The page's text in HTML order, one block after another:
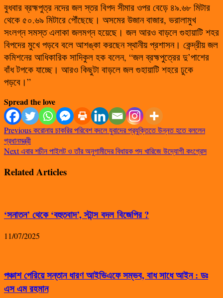
বুধবার ব্রহ্মপুত্র নদের জল স্তর বিপদ সীমার ওপর বেড়ে ৪৯.৬৮ মিটার
থেকে ৫০.৬৯ মিটারে পৌঁছেছে। অসমের উজান বাজার, ভরালামুখ
সংলগ্ন সমস্ত এলাকা জলমগ্ন হয়েছে। জল আরও বাড়লে গুহায়াটি শহর
বিপদের মুখে পড়বে বলে আশঙ্কা করছেন স্থানীয় প্রশাসন। কেন্দ্রীয় জল
কমিশনের আধিকারিক সাদিকুল হক বলেন, “জল ব্রহ্মপুত্রের দু’পাশের
বাঁধ টপকে যাচ্ছে। আরও কিছুটা বাড়লে জল গুহায়াটি শহরে ঢুকে
পড়বে।”
Spread the love
Previousকরোনায় চাকরির পরিবেশ বদলে যুবাদের প্রযুক্তিতে উন্নত হতে বললেন
প্রধানমন্ত্রী
Nextএবার শচীন পাইলট ও তাঁর অনুগামীদের বিধায়ক পদ খারিজে উদ্যোগী কংগ্রেস
Related Articles
‘সনাতন’ থেকে ‘বহুতবাদ’, স্টান্স বদল বিজেপির ?
11/07/2025
পঞ্চাশ পেরিয়ে সন্তান ধারণ আইভিএফে সম্ভব, বাধ সাধে আইন : ডঃ
এস এম রহমান